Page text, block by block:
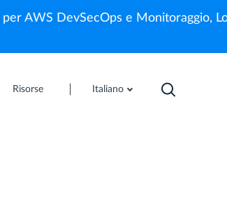
per AWS DevSecOps e Monitoraggio,
Risorse Italiano